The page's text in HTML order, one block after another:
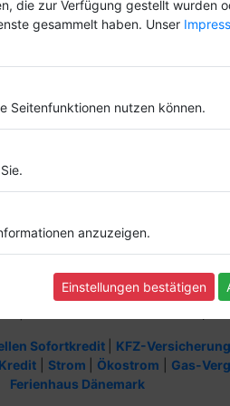
Sofortkredit KFZ-Versicherung
Kredit Strom Ökostrom Gas-
Ferienhaus Dänemark
die zur Verfügung gestellt wurden
gesammelt haben. Unser
Seitenfunktionen nutzen können.
anzuzeigen.
Einstellungen bestätigen